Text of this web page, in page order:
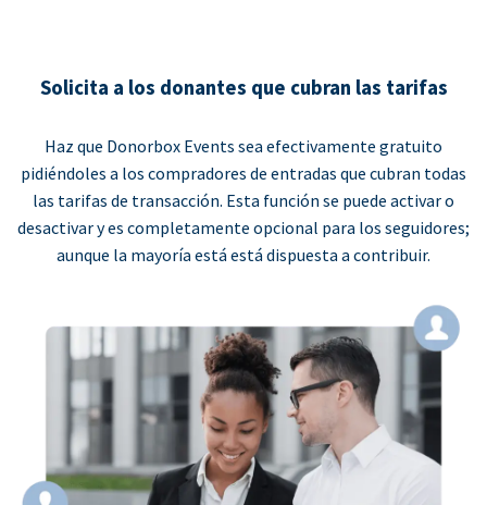
Solicita a los donantes que cubran las tarifas
Haz que Donorbox Events sea efectivamente gratuito
pidiéndoles a los compradores de entradas que cubran todas
las tarifas de transacción. Esta función se puede activar o
desactivar y es completamente opcional para los seguidores;
aunque la mayoría está está dispuesta a contribuir.